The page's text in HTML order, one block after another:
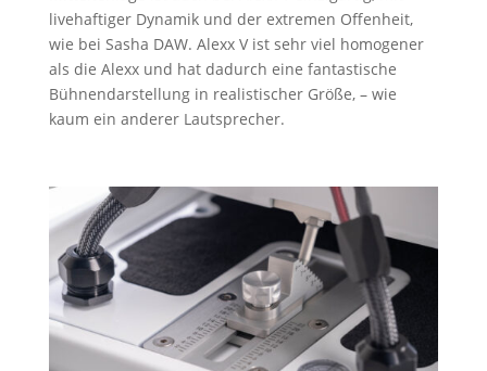
livehaftiger Dynamik und der extremen Offenheit,
wie bei Sasha DAW. Alexx V ist sehr viel homogener
als die Alexx und hat dadurch eine fantastische
Bühnendarstellung in realistischer Größe, – wie
kaum ein anderer Lautsprecher.